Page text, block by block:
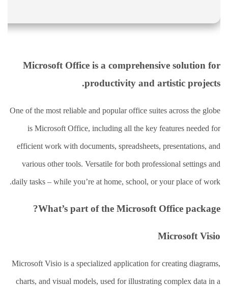
الصور
العلاج
الطبيعي
الجسماني
باليد
الحاج
البقاعي
من
اتصل
بنا
Microsoft Office is a comprehensive solution for
productivity and artistic projects.
One of the most reliable and popular office suites across the globe
is Microsoft Office, including all the key features needed for
efficient work with documents, spreadsheets, presentations, and
various other tools. Versatile for both professional settings and
daily tasks – while you’re at home, school, or your place of work.
What’s part of the Microsoft Office package?
Microsoft Visio
Microsoft Visio is a specialized application for creating diagrams,
charts, and visual models, used for illustrating complex data in a